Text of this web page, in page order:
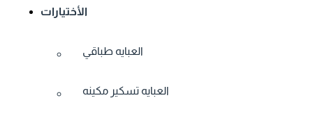
الأختيارات
العبايه طباقي
العبايه تسكير مكينه